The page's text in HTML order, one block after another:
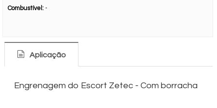
Combustível: -
Aplicação
Engrenagem do Escort Zetec - Com borracha